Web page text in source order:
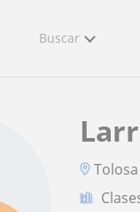
Buscar
Tolosa